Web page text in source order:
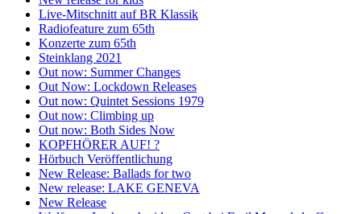
Live-Mitschnitt auf BR Klassik
Radiofeature zum 65th
Konzerte zum 65th
Steinklang 2021
Out now: Summer Changes
Out Now: Lockdown Releases
Out now: Quintet Sessions 1979
Out now: Climbing up
Out now: Both Sides Now
KOPFHÖRER AUF! ?
Hörbuch Veröffentlichung
New Release: Ballads for two
New release: LAKE GENEVA
New Release